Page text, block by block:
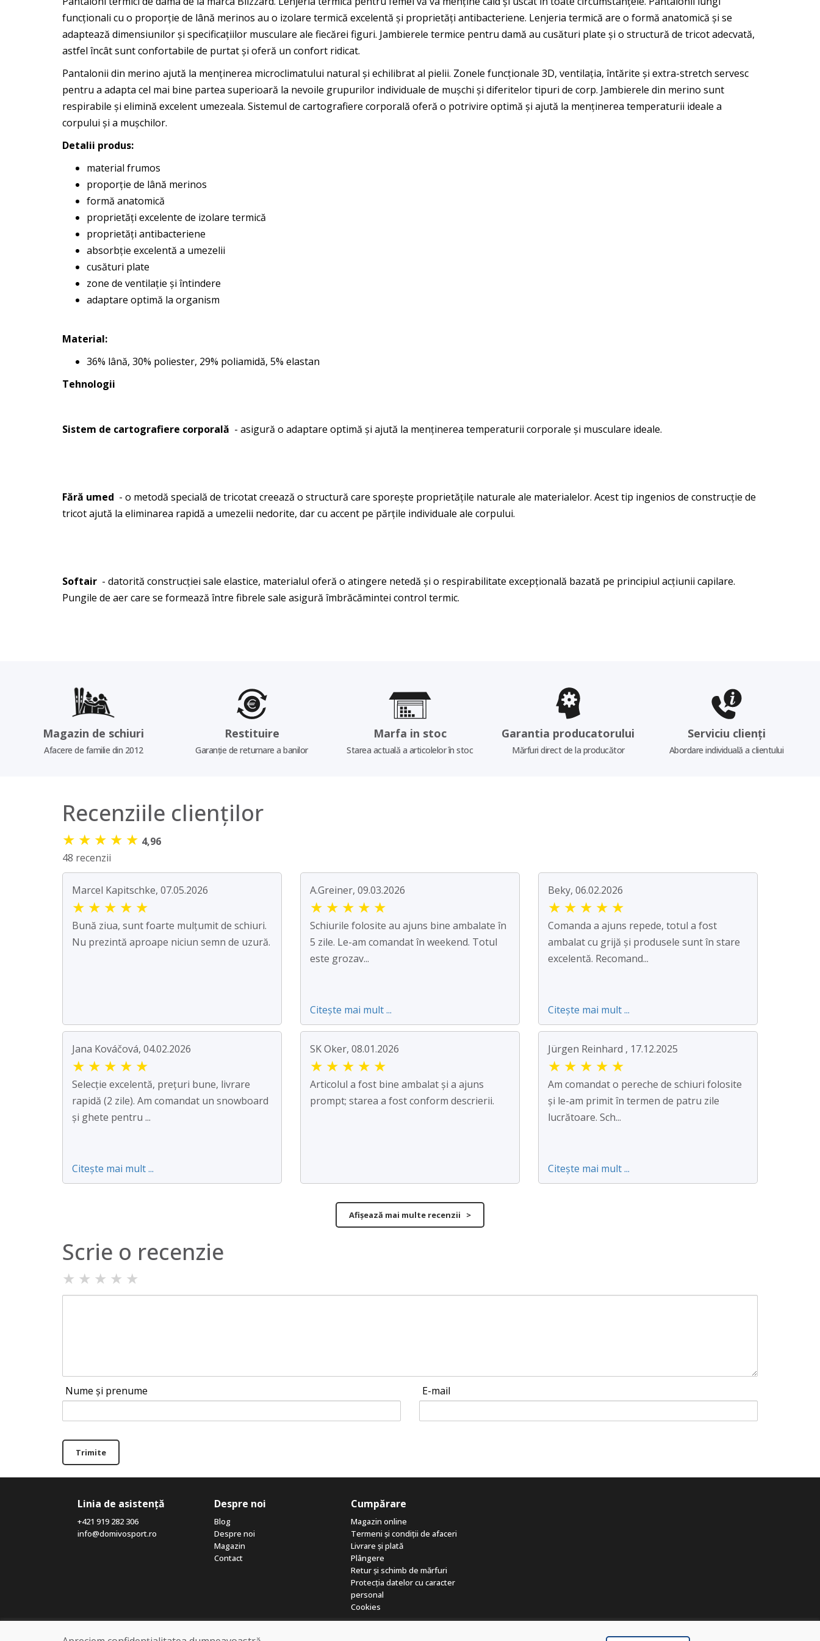
funcționali cu o proporție de lână merinos au o izolare termică excelentă și proprietăți antibacteriene. Lenjeria termică are o formă anatomică și se
adaptează dimensiunilor și specificațiilor musculare ale fiecărei figuri. Jambierele termice pentru damă au cusături plate și o structură de tricot adecvată,
astfel încât sunt confortabile de purtat și oferă un confort ridicat.
Pantalonii din merino ajută la menținerea microclimatului natural și echilibrat al pielii. Zonele funcționale 3D, ventilația, întărite și extra-stretch servesc
pentru a adapta cel mai bine partea superioară la nevoile grupurilor individuale de mușchi și diferitelor tipuri de corp. Jambierele din merino sunt
respirabile și elimină excelent umezeala. Sistemul de cartografiere corporală oferă o potrivire optimă și ajută la menținerea temperaturii ideale a
corpului și a mușchilor.
Detalii produs:
material frumos
proporție de lână merinos
formă anatomică
proprietăți excelente de izolare termică
proprietăți antibacteriene
absorbție excelentă a umezelii
cusături plate
zone de ventilație și întindere
adaptare optimă la organism
Material:
36% lână, 30% poliester, 29% poliamidă, 5% elastan
Tehnologii
Sistem de cartografiere corporală - asigură o adaptare optimă și ajută la menținerea temperaturii corporale și musculare ideale.
Fără umed - o metodă specială de tricotat creează o structură care sporește proprietățile naturale ale materialelor. Acest tip ingenios de construcție de
tricot ajută la eliminarea rapidă a umezelii nedorite, dar cu accent pe părțile individuale ale corpului.
Softair - datorită construcției sale elastice, materialul oferă o atingere netedă și o respirabilitate excepțională bazată pe principiul acțiunii capilare.
Pungile de aer care se formează între fibrele sale asigură îmbrăcămintei control termic.
Magazin de schiuri
Afacere de familie din 2012
Restituire
Garanție de returnare a banilor
Marfa in stoc
Starea actuală a articolelor în stoc
Garantia producatorului
Mărfuri direct de la producător
Serviciu clienți
Abordare individuală a clientului
Recenziile clienților
★ ★ ★ ★ ★ 4,96
48 recenzii
Marcel Kapitschke, 07.05.2026
★ ★ ★ ★ ★
Bună ziua, sunt foarte mulțumit de schiuri.
Nu prezintă aproape niciun semn de uzură.
A.Greiner, 09.03.2026
★ ★ ★ ★ ★
Schiurile folosite au ajuns bine ambalate în
5 zile. Le-am comandat în weekend. Totul
este grozav...
Citește mai mult ...
Beky, 06.02.2026
★ ★ ★ ★ ★
Comanda a ajuns repede, totul a fost
ambalat cu grijă și produsele sunt în stare
excelentă. Recomand...
Citește mai mult ...
Jana Kováčová, 04.02.2026
★ ★ ★ ★ ★
Selecție excelentă, prețuri bune, livrare
rapidă (2 zile). Am comandat un snowboard
și ghete pentru ...
Citește mai mult ...
SK Oker, 08.01.2026
★ ★ ★ ★ ★
Articolul a fost bine ambalat și a ajuns
prompt; starea a fost conform descrierii.
Jürgen Reinhard , 17.12.2025
★ ★ ★ ★ ★
Am comandat o pereche de schiuri folosite
și le-am primit în termen de patru zile
lucrătoare. Sch...
Citește mai mult ...
Afișează mai multe recenzii >
Scrie o recenzie
★ ★ ★ ★ ★
Nume și prenume E-mail
Trimite
Linia de asistență
+421 919 282 306
info@domivosport.ro
Despre noi
Blog
Despre noi
Magazin
Contact
Cumpărare
Magazin online
Termeni și condiții de afaceri
Livrare și plată
Plângere
Retur și schimb de mărfuri
Protecția datelor cu caracter
personal
Cookies